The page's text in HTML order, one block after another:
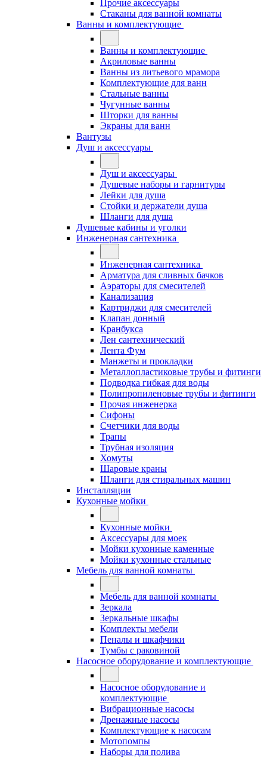
Прочие аксессуары
Стаканы для ванной комнаты
Ванны и комплектующие
Ванны и комплектующие
Акриловые ванны
Ванны из литьевого мрамора
Комплектующие для ванн
Стальные ванны
Чугунные ванны
Шторки для ванны
Экраны для ванн
Вантузы
Душ и аксессуары
Душ и аксессуары
Душевые наборы и гарнитуры
Лейки для душа
Стойки и держатели душа
Шланги для душа
Душевые кабины и уголки
Инженерная сантехника
Инженерная сантехника
Арматура для сливных бачков
Аэраторы для смесителей
Канализация
Картриджи для смесителей
Клапан донный
Кранбукса
Лен сантехнический
Лента Фум
Манжеты и прокладки
Металлопластиковые трубы и фитинги
Подводка гибкая для воды
Полипропиленовые трубы и фитинги
Прочая инженерка
Сифоны
Счетчики для воды
Трапы
Трубная изоляция
Хомуты
Шаровые краны
Шланги для стиральных машин
Инсталляции
Кухонные мойки
Кухонные мойки
Аксессуары для моек
Мойки кухонные каменные
Мойки кухонные стальные
Мебель для ванной комнаты
Мебель для ванной комнаты
Зеркала
Зеркальные шкафы
Комплекты мебели
Пеналы и шкафчики
Тумбы с раковиной
Насосное оборудование и комплектующие
Насосное оборудование и
комплектующие
Вибрационные насосы
Дренажные насосы
Комплектующие к насосам
Мотопомпы
Наборы для полива